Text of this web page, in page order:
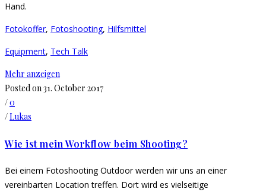
Hand.
Fotokoffer, Fotoshooting, Hilfsmittel
Equipment, Tech Talk
Mehr anzeigen
Posted on 31. October 2017
/0
/Lukas
Wie ist mein Workflow beim Shooting?
Bei einem Fotoshooting Outdoor werden wir uns an einer
vereinbarten Location treffen. Dort wird es vielseitige